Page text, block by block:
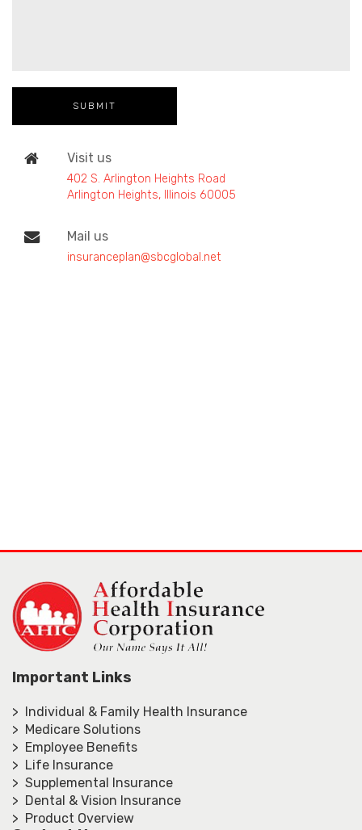
Visit us
402 S. Arlington Heights Road
Arlington Heights, Illinois 60005
Mail us
insuranceplan@sbcglobal.net
Important Links
> Individual & Family Health Insurance
> Medicare Solutions
> Employee Benefits
> Life Insurance
> Supplemental Insurance
> Dental & Vision Insurance
> Product Overview